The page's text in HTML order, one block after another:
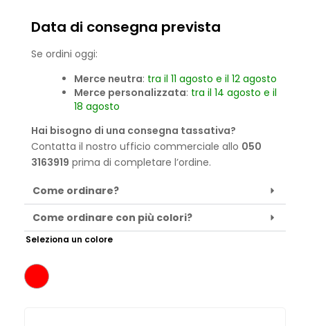
Data di consegna prevista
Se ordini oggi:
Merce neutra: tra il 11 agosto e il 12 agosto
Merce personalizzata: tra il 14 agosto e il
18 agosto
Hai bisogno di una consegna tassativa?
Contatta il nostro ufficio commerciale allo 050
3163919 prima di completare l’ordine.
Come ordinare?
Come ordinare con più colori?
Seleziona un colore